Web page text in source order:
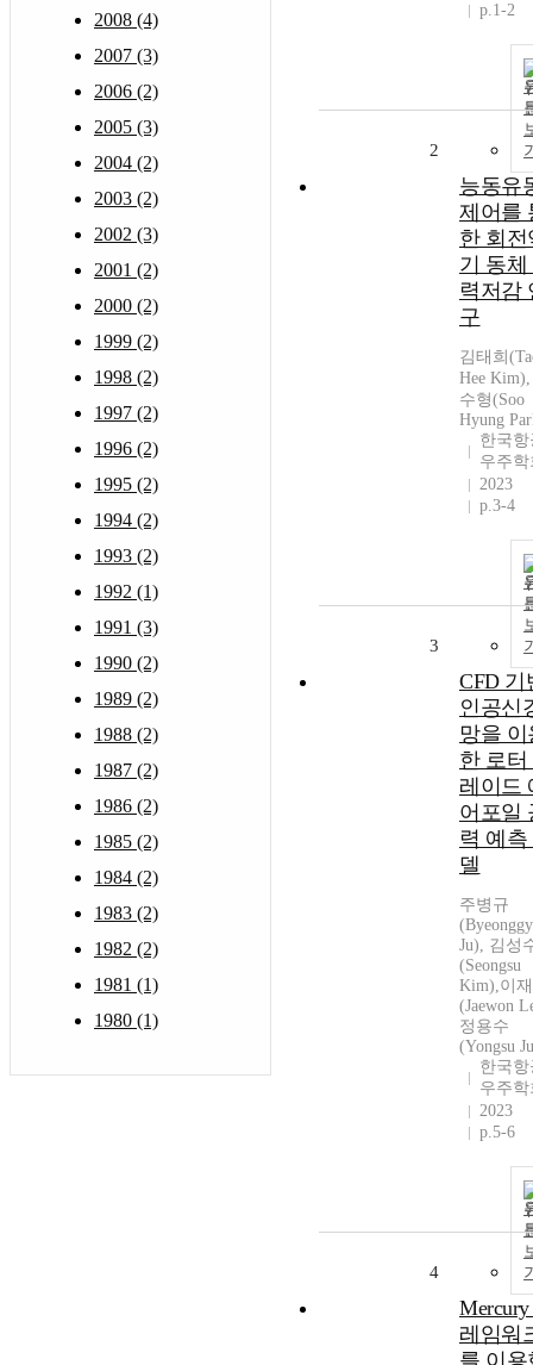
2008 (4)
2007 (3)
2006 (2)
2005 (3)
2004 (2)
2003 (2)
2002 (3)
2001 (2)
2000 (2)
1999 (2)
1998 (2)
1997 (2)
1996 (2)
1995 (2)
1994 (2)
1993 (2)
1992 (1)
1991 (3)
1990 (2)
1989 (2)
1988 (2)
1987 (2)
1986 (2)
1985 (2)
1984 (2)
1983 (2)
1982 (2)
1981 (1)
1980 (1)
p.1-2
2
능동유
제어를
한 회전
기 동체
력저감
구
김태희
Hee
수형(Soo
Hyung
한국항
우주학
2023
p.3-4
3
CFD 기
인공신
망을 이
한 로터
레이드
어포일
력 예측
델
주병규
Ju), 김성
(Seongsu
Kim),이
(Jaewon
정용수
(Yongsu
한국항
우주학
2023
p.5-6
4
레임워